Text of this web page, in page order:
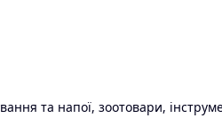
та напої, зоотовари,